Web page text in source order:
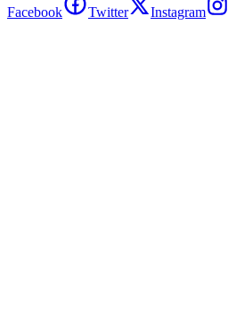
Facebook
Twitter Instagram